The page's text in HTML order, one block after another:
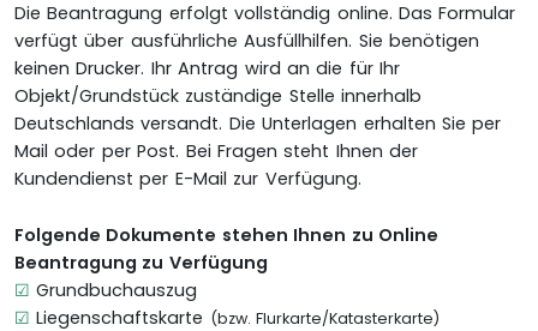
Die Beantragung erfolgt vollständig online. Das Formular
verfügt über ausführliche Ausfüllhilfen. Sie benötigen
keinen Drucker. Ihr Antrag wird an die für Ihr
Objekt/Grundstück zuständige Stelle innerhalb
Deutschlands versandt. Die Unterlagen erhalten Sie per
Mail oder per Post. Bei Fragen steht Ihnen der
Kundendienst per E-Mail zur Verfügung.
Folgende Dokumente stehen Ihnen zu Online
Beantragung zu Verfügung
☑Grundbuchauszug
☑Liegenschaftskarte (bzw. Flurkarte/Katasterkarte)